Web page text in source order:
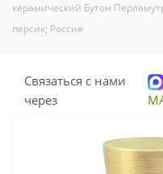
керамический Бутон
персик; Россия
Связаться с нами
через